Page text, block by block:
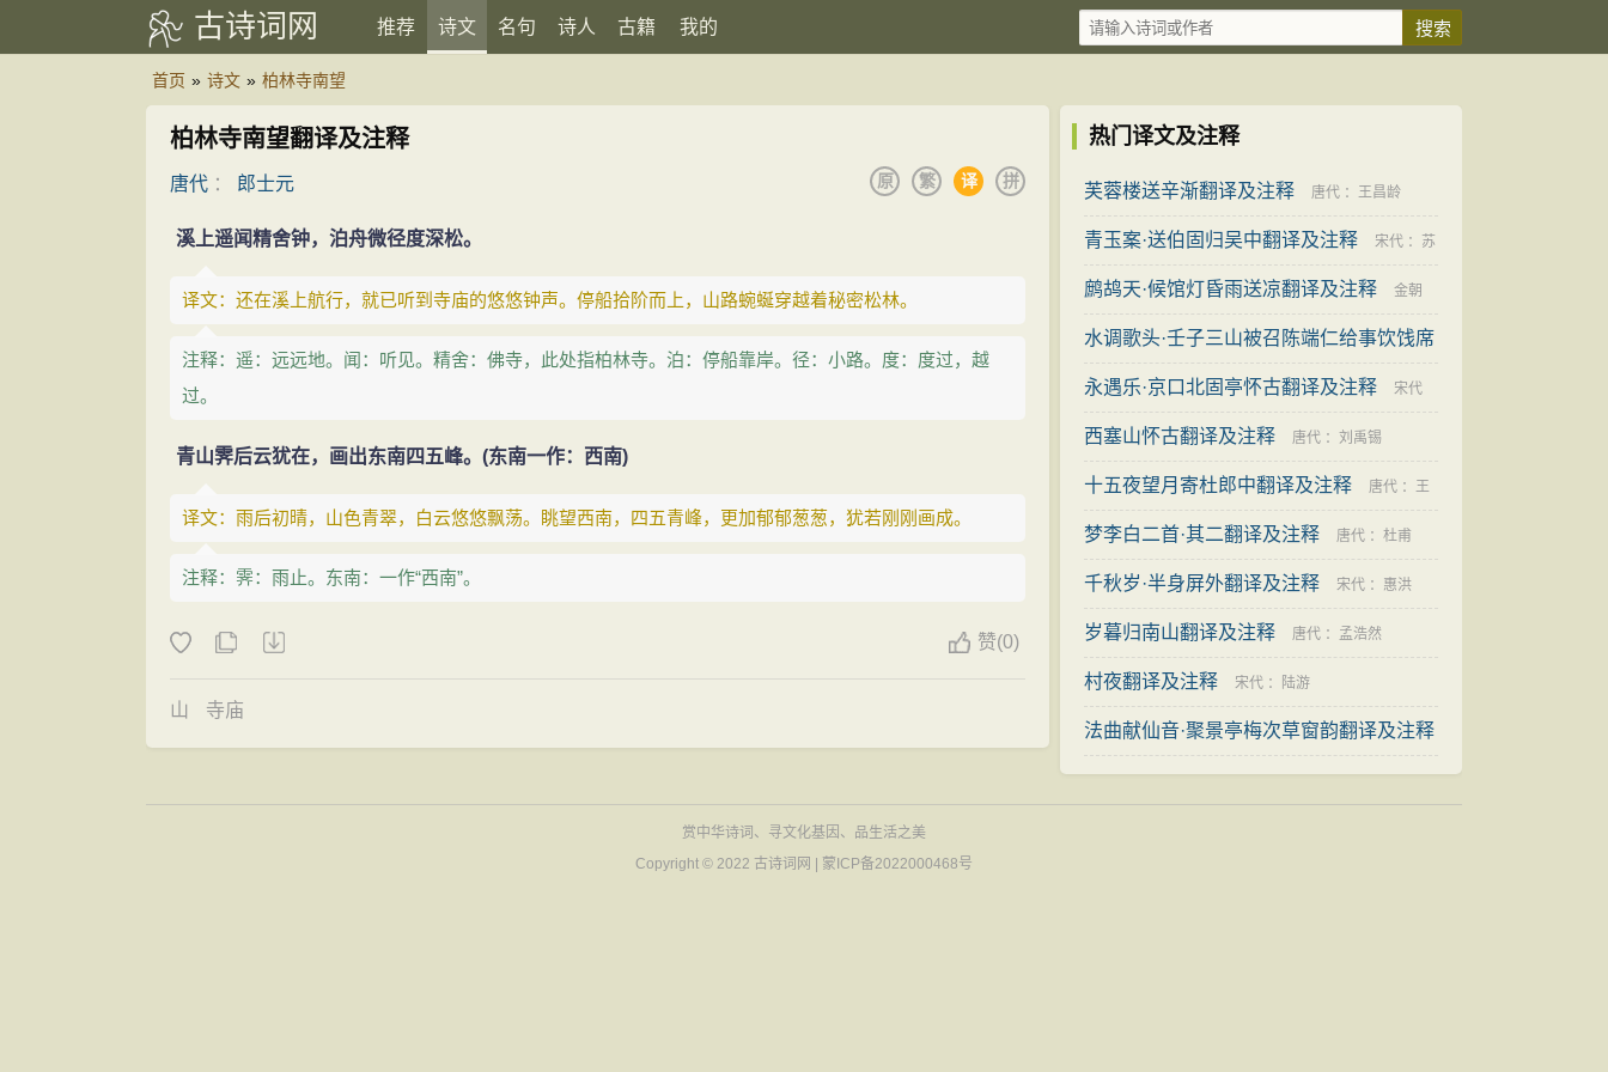
古诗词网 推荐 诗文 名句 诗人 古籍 我的
首页 » 诗文 » 柏林寺南望
柏林寺南望翻译及注释
唐代 ： 郎士元 拼
译
繁
原
溪上遥闻精舍钟，泊舟微径度深松。
译文：还在溪上航行，就已听到寺庙的悠悠钟声。停船拾阶而上，山路蜿蜒穿越着秘密松林。
注释：遥：远远地。闻：听见。精舍：佛寺，此处指柏林寺。泊：停船靠岸。径：小路。度：度过，越
过。
青山霁后云犹在，画出东南四五峰。(东南一作：西南)
译文：雨后初晴，山色青翠，白云悠悠飘荡。眺望西南，四五青峰，更加郁郁葱葱，犹若刚刚画成。
注释：霁：雨止。东南：一作“西南”。
赞(0)
山 寺庙
热门译文及注释
芙蓉楼送辛渐翻译及注释 唐代 ： 王昌龄
青玉案·送伯固归吴中翻译及注释 宋代 ： 苏
轼
鹧鸪天·候馆灯昏雨送凉翻译及注释 金朝
：元好问
水调歌头·壬子三山被召陈端仁给事饮饯席
上作翻译及注释 宋代：辛弃疾
永遇乐·京口北固亭怀古翻译及注释 宋代
：辛弃疾
西塞山怀古翻译及注释 唐代 ： 刘禹锡
十五夜望月寄杜郎中翻译及注释 唐代 ： 王
建
梦李白二首·其二翻译及注释 唐代 ： 杜甫
千秋岁·半身屏外翻译及注释 宋代 ： 惠洪
岁暮归南山翻译及注释 唐代 ： 孟浩然
村夜翻译及注释 宋代 ： 陆游
法曲献仙音·聚景亭梅次草窗韵翻译及注释
赏中华诗词、寻文化基因、品生活之美
Copyright © 2022 古诗词网 蒙ICP备2022000468号